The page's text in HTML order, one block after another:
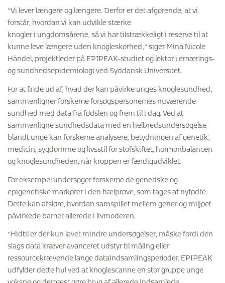
”Vi lever længere og længere. Derfor er det afgørende, at vi
forstår, hvordan vi kan udvikle stærke
knogler i ungdomsårene, så vi har tilstrækkeligt i reserve til at
kunne leve længere uden knogleskørhed,” siger Mina Nicole
Händel, projektleder på EPIPEAK-studiet og lektor i ernærings-
og sundhedsepidemiologi ved Syddansk Universitet.
For at finde ud af, hvad der kan påvirke unges knoglesundhed,
sammenligner forskerne forsøgspersonernes nuværende
sundhed med data fra fødslen og frem til i dag. Ved at
sammenligne sundhedsdata med en helbredsundersøgelse
blandt unge kan forskerne analysere, betydningen af genetik,
medicin, sygdomme og livsstil for stofskiftet, hormonbalancen
og knoglesundheden, når kroppen er færdigudviklet.
For eksempel undersøger forskerne de genetiske og
epigenetiske markører i den hælprøve, som tages af nyfødte.
Dette kan afsløre, hvordan samspillet mellem gener og miljøet
påvirkede barnet allerede i livmoderen.
”Hidtil er der kun lavet mindre undersøgelser, måske fordi den
slags data kræver avanceret udstyr til måling eller
ressourcekrævende lange dataindsamlingsperioder. EPIPEAK
udfylder dette hul ved at knoglescanne en stor gruppe unge